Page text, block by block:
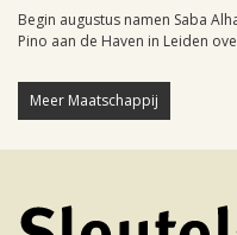
Begin augustus namen Saba
Pino aan de Haven in Leiden
Meer Maatschappij